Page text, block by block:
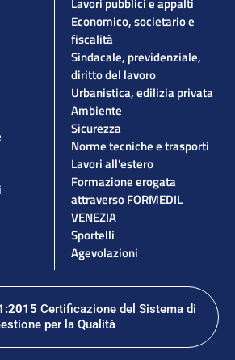
Economico, societario e
fiscalità
Sindacale, previdenziale,
diritto del lavoro
Urbanistica, edilizia privata
Ambiente
Sicurezza
Norme tecniche e trasporti
Lavori all'estero
Formazione erogata
attraverso FORMEDIL
VENEZIA
Sportelli
Agevolazioni
Certificazione del Sistema di
per la Qualità